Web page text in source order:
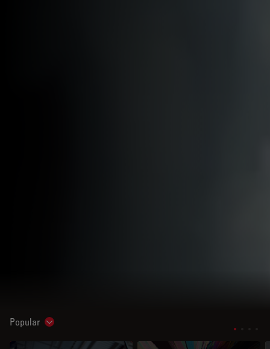
Popular Show subnavigation